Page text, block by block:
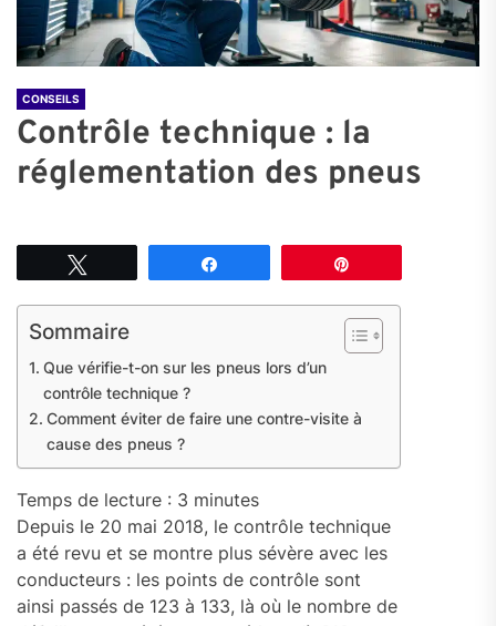
CONSEILS
Contrôle technique : la
réglementation des pneus
Sommaire
Que vérifie-t-on sur les pneus lors d’un
contrôle technique ?
Comment éviter de faire une contre-visite à
cause des pneus ?
Temps de lecture : 3 minutes
Depuis le 20 mai 2018, le contrôle technique
a été revu et se montre plus sévère avec les
conducteurs : les points de contrôle sont
ainsi passés de 123 à 133, là où le nombre de